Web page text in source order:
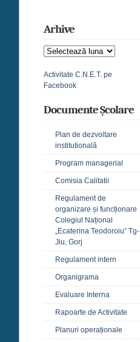
Arhive
Arhive
Activitate C.N.E.T. pe
Facebook
Documente Școlare
Plan de dezvoltare
institutională
Program managerial
Comisia Calitatii
Regulament de
organizare și funcționare
Colegiul Național
„Ecaterina Teodoroiu” Tg-
Jiu, Gorj
Regulament intern
Organigrama
Evaluare Interna
Rapoarte de Activitate
Planuri operaționale